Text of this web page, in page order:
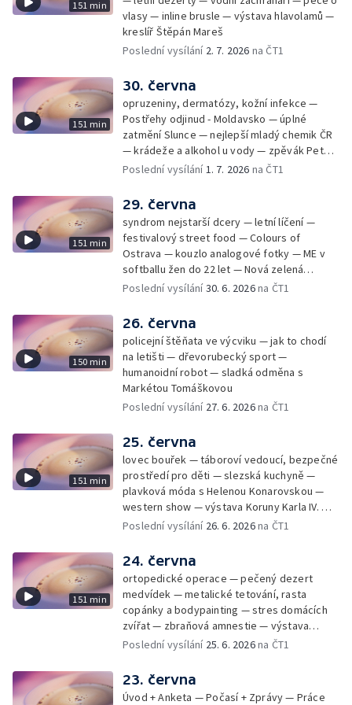
151 min
vlasy — inline brusle — výstava hlavolamů —
kreslíř Štěpán Mareš
Poslední vysílání 2. 7. 2026 na ČT1
151 min
30. června
opruzeniny, dermatózy, kožní infekce —
Postřehy odjinud - Moldavsko — úplné
zatmění Slunce — nejlepší mladý chemik ČR
— krádeže a alkohol u vody — zpěvák Peter
Cmorik
Poslední vysílání 1. 7. 2026 na ČT1
151 min
29. června
syndrom nejstarší dcery — letní líčení —
festivalový street food — Colours of
Ostrava — kouzlo analogové fotky — ME v
softballu žen do 22 let — Nová zelená
úsporám — Global Teacher Prize Czech
Poslední vysílání30. 6. 2026na ČT1
150 min
26. června
policejní štěňata ve výcviku — jak to chodí
na letišti — dřevorubecký sport —
humanoidní robot — sladká odměna s
Markétou Tomáškovou
Poslední vysílání 27. 6. 2026na ČT1
151 min
25. června
lovec bouřek — táboroví vedoucí, bezpečné
prostředí pro děti — slezská kuchyně —
plavková móda s Helenou Konarovskou —
western show — výstava Koruny Karla IV. —
mladý lezecký fenomén Josef Šindel
Poslední vysílání 26. 6. 2026na ČT1
151 min
24. června
ortopedické operace — pečený dezert
medvídek — metalické tetování, rasta
copánky a bodypainting — stres domácích
zvířat — zbraňová amnestie — výstava
mikrofotografií rostlin — fenomenální
Poslední vysílání 25. 6. 2026na ČT1
23. června
Úvod + Anketa — Počasí + Zprávy — Práce